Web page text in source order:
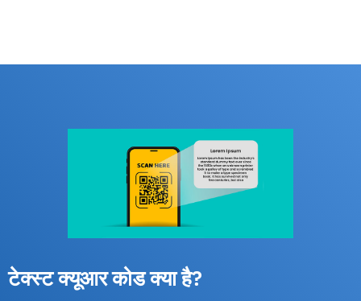
टेक्स्ट क्यूआर कोड क्या है?